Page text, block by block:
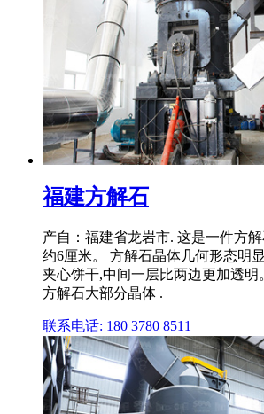
福建方解石
产自：福建省龙岩市. 这是一件方
约6厘米。 方解石晶体几何形态明
夹心饼干,中间一层比两边更加透明
方解石大部分晶体 .
联系电话: 180 3780 8511